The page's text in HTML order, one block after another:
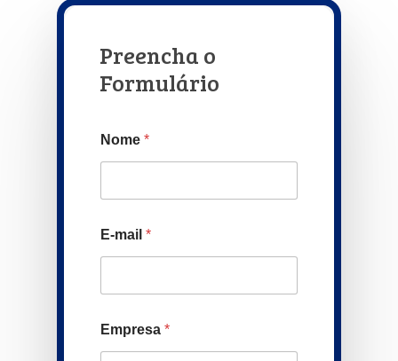
Preencha o
Formulário
Nome*
E-mail*
Empresa*